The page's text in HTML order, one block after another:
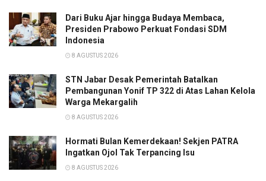
Dari Buku Ajar hingga Budaya Membaca,
Presiden Prabowo Perkuat Fondasi SDM
Indonesia
8 AGUSTUS 2026
STN Jabar Desak Pemerintah Batalkan
Pembangunan Yonif TP 322 di Atas Lahan Kelola
Warga Mekargalih
8 AGUSTUS 2026
Hormati Bulan Kemerdekaan! Sekjen PATRA
Ingatkan Ojol Tak Terpancing Isu
8 AGUSTUS 2026